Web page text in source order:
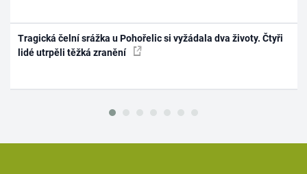
Tragická čelní srážka u Pohořelic si vyžádala dva životy. Čtyři
lidé utrpěli těžká zranění